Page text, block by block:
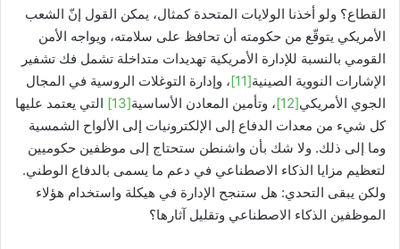
القطاع؟ ولو أخذنا الولايات المتحدة كمثال، يمكن القول إنّ الشعب
الأمريكي يتوقّع من حكومته أن تحافظ على سلامته، ويواجه الأمن
القومي بالنسبة للإدارة الأمريكية تهديدات متداخلة تشمل فك تشفير
الإشارات النووية الصينية[11]
، وإدارة التوغلات الروسية في المجال
الجوي الأمريكي[12] ، وتأمين المعادن الأساسية[13]
التي يعتمد عليها
كل شيء من معدات الدفاع إلى الإلكترونيات إلى الألواح الشمسية
وما إلى ذلك. ولا شك بأن واشنطن ستحتاج إلى موظفين حكوميين
لتعظيم مزايا الذكاء الاصطناعي في دعم ما يسمى بالدفاع الوطني.
ولكن يبقى التحدي: هل ستنجح الإدارة في هيكلة واستخدام هؤلاء
الموظفين الذكاء الاصطناعي وتقليل آثارها؟